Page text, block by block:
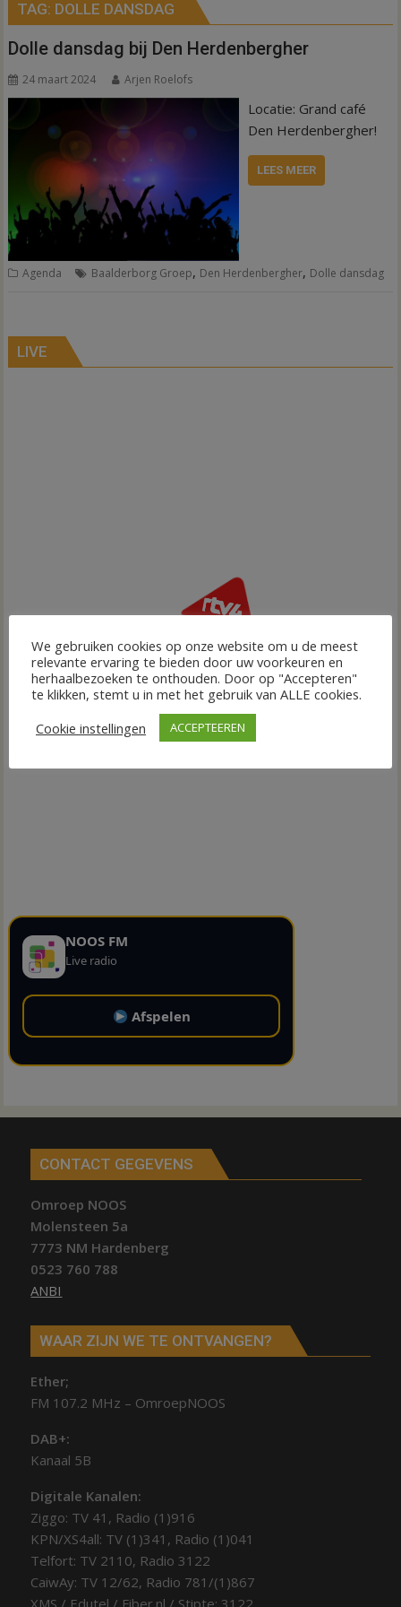
TAG: DOLLE DANSDAG
Dolle dansdag bij Den Herdenbergher
24 maart 2024 Arjen Roelofs
Locatie: Grand café
Den Herdenbergher!
LEES MEER
Agenda Baalderborg Groep, Den Herdenbergher, Dolle dansdag
LIVE
NOOS FM
Live radio
Afspelen
CONTACT GEGEVENS
Omroep NOOS
Molensteen 5a
7773 NM Hardenberg
0523 760 788
ANBI
WAAR ZIJN WE TE ONTVANGEN?
Ether;
FM 107.2 MHz – OmroepNOOS
DAB+:
Kanaal 5B
Digitale Kanalen:
Ziggo: TV 41, Radio (1)916
KPN/XS4all: TV (1)341, Radio (1)041
Telfort: TV 2110, Radio 3122
CaiwAy: TV 12/62, Radio 781/(1)867
We gebruiken cookies op onze website om u de meest
relevante ervaring te bieden door uw voorkeuren en
herhaalbezoeken te onthouden. Door op "Accepteren"
te klikken, stemt u in met het gebruik van ALLE cookies.
Cookie instellingen
ACCEPTEEREN